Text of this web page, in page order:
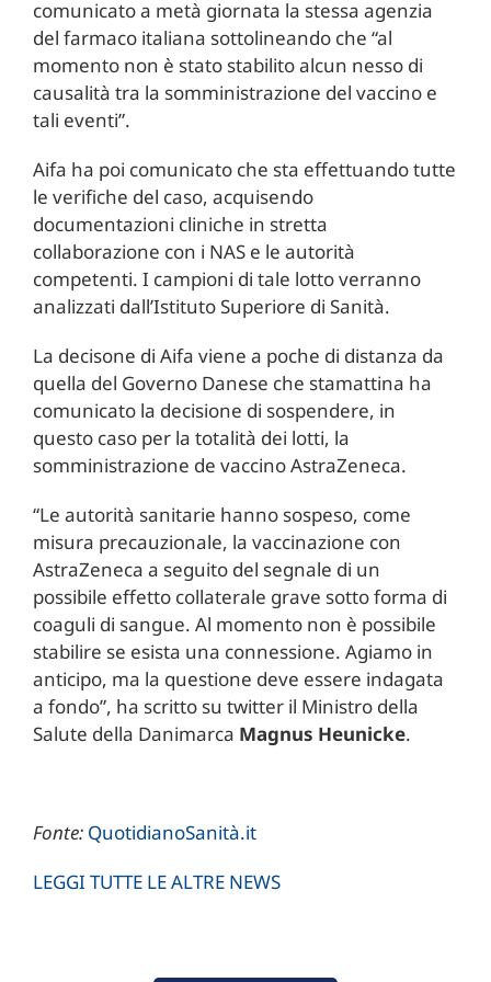
comunicato a metà giornata la stessa agenzia
del farmaco italiana sottolineando che “al
momento non è stato stabilito alcun nesso di
causalità tra la somministrazione del vaccino e
tali eventi”.
Aifa ha poi comunicato che sta effettuando tutte
le verifiche del caso, acquisendo
documentazioni cliniche in stretta
collaborazione con i NAS e le autorità
competenti. I campioni di tale lotto verranno
analizzati dall’Istituto Superiore di Sanità.
La decisone di Aifa viene a poche di distanza da
quella del Governo Danese che stamattina ha
comunicato la decisione di sospendere, in
questo caso per la totalità dei lotti, la
somministrazione de vaccino AstraZeneca.
“Le autorità sanitarie hanno sospeso, come
misura precauzionale, la vaccinazione con
AstraZeneca a seguito del segnale di un
possibile effetto collaterale grave sotto forma di
coaguli di sangue. Al momento non è possibile
stabilire se esista una connessione. Agiamo in
anticipo, ma la questione deve essere indagata
a fondo”, ha scritto su twitter il Ministro della
Salute della Danimarca Magnus Heunicke.
Fonte: QuotidianoSanità.it
LEGGI TUTTE LE ALTRE NEWS